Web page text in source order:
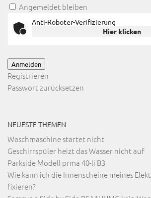
Angemeldet bleiben
Anti-Roboter-Verifizierung
Hier klicken
Anmelden
Registrieren
Passwort zurücksetzen
NEUESTE THEMEN
Waschmaschine startet nicht
Geschirrspüler heizt das Wasser nicht auf
Parkside Modell prma 40-li B3
Wie kann ich die Innenscheine meines
fixieren?